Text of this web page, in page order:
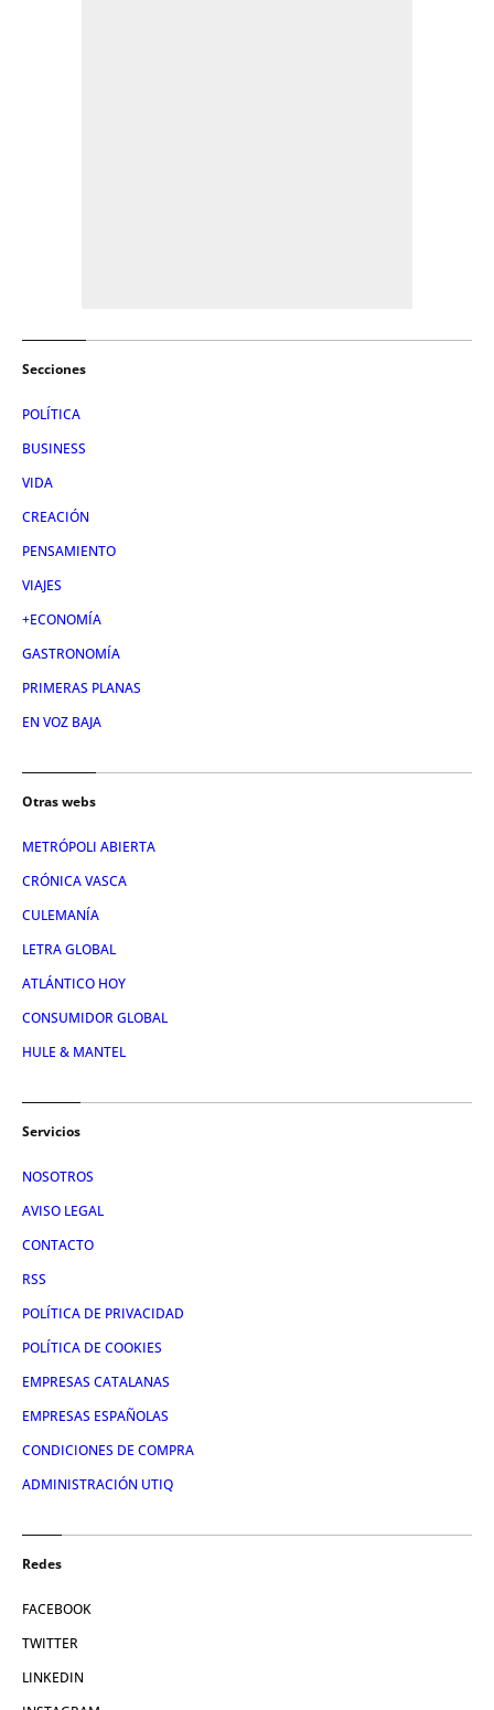
Secciones
POLÍTICA
BUSINESS
VIDA
CREACIÓN
PENSAMIENTO
VIAJES
+ECONOMÍA
GASTRONOMÍA
PRIMERAS PLANAS
EN VOZ BAJA
Otras webs
METRÓPOLI ABIERTA
CRÓNICA VASCA
CULEMANÍA
LETRA GLOBAL
ATLÁNTICO HOY
CONSUMIDOR GLOBAL
HULE & MANTEL
Servicios
NOSOTROS
AVISO LEGAL
CONTACTO
RSS
POLÍTICA DE PRIVACIDAD
POLÍTICA DE COOKIES
EMPRESAS CATALANAS
EMPRESAS ESPAÑOLAS
CONDICIONES DE COMPRA
ADMINISTRACIÓN UTIQ
Redes
FACEBOOK
TWITTER
LINKEDIN